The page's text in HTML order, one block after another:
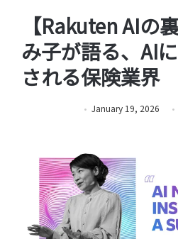
【Rakuten AIの
み子が語る、AI
される保険業界
January 19, 2026